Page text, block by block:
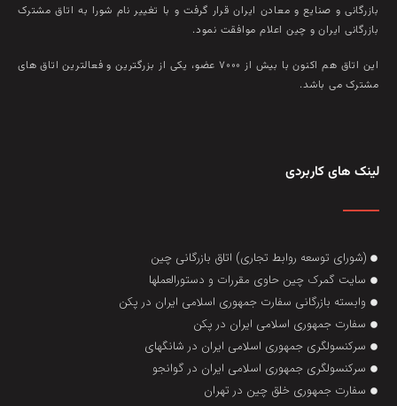
بازرگانی و صنايع و معادن ايران قرار گرفت و با تغيير نام شورا به اتاق مشترک
بازرگانی ايران و چين اعلام موافقت نمود.
این اتاق هم‌ اکنون با بيش از ۷۰۰۰ عضو، يکی از بزرگترين و فعالترين اتاق‌ های
مشترک می باشد.
لینک های کاربردی
(شورای توسعه روابط تجاری) اتاق بازرگانی چین
سایت گمرک چین حاوی مقررات و دستورالعملها
وابسته بازرگانی سفارت جمهوری اسلامی ایران در پکن
سفارت جمهوری اسلامی ایران در پکن
سرکنسولگری جمهوری اسلامی ایران در شانگهای
سرکنسولگری جمهوری اسلامی ایران در گوانجو
سفارت جمهوری خلق چین در تهران